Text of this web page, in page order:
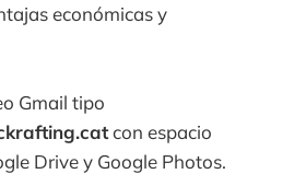
económicas y
Gmail tipo
con espacio
Drive y Google Photos.